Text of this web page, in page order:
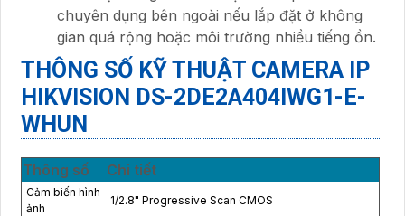
chuyên dụng bên ngoài nếu lắp đặt ở không
gian quá rộng hoặc môi trường nhiều tiếng ồn.
THÔNG SỐ KỸ THUẬT CAMERA IP
HIKVISION DS-2DE2A404IWG1-E-
WHUN
Thông số Chi tiết
Cảm biến hình
ảnh
1/2.8" Progressive Scan CMOS